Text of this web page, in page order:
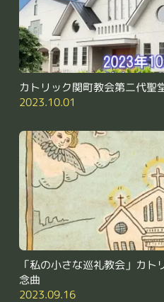
カトリック関町教会第二代聖
2023.10.01
「私の小さな巡礼教会」カ
念曲
2023.09.16